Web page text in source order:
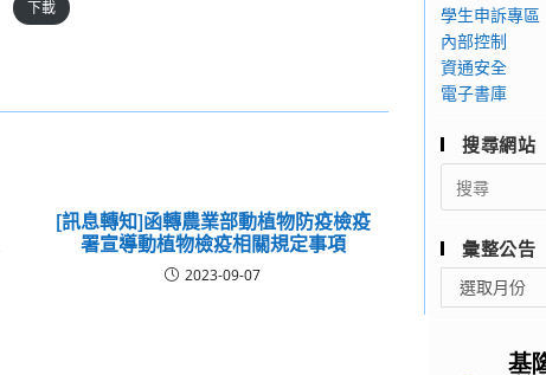
下載
[訊息轉知]函轉農業部動植物防疫檢疫
署宣導動植物檢疫相關規定事項
2023-09-07
學生申訴專區
內部控制
資通安全
電子書庫
搜尋網站
Search
for:
彙整公告
整
選取月份